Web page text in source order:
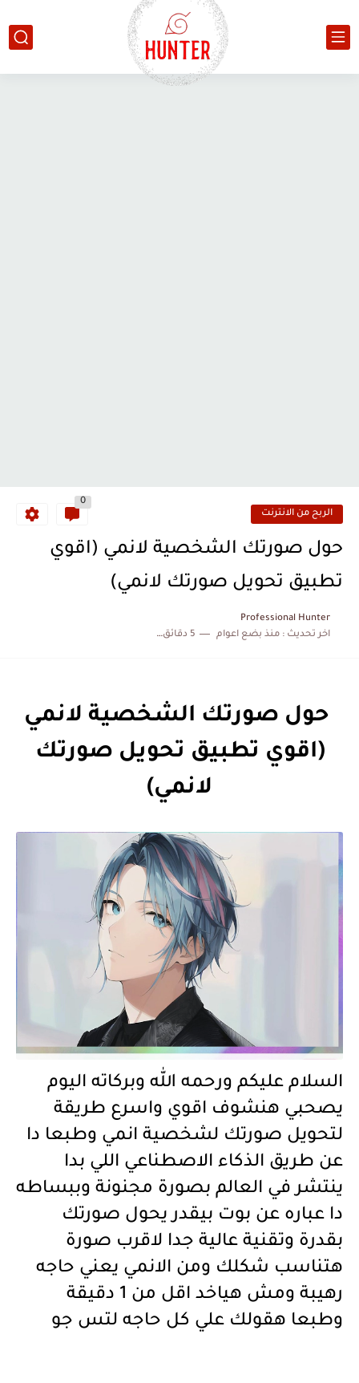
google.com, pub-6627165785680337, DIRECT, f08c47fec0942fa0
الربح من الانترنت
0
حول صورتك الشخصية لانمي (اقوي
تطبيق تحويل صورتك لانمي)
Professional Hunter
اخر تحديث :منذ بضع اعوام 5 دقائق للقراءة
حول صورتك الشخصية لانمي
(اقوي تطبيق تحويل صورتك
لانمي)
السلام عليكم ورحمه الله وبركاته اليوم
يصحبي هنشوف اقوي واسرع طريقة
لتحويل صورتك لشخصية انمي وطبعا دا
عن طريق الذكاء الاصطناعي اللي بدا
ينتشر في العالم بصورة مجنونة وببساطه
دا عباره عن بوت بيقدر يحول صورتك
بقدرة وتقنية عالية جدا لاقرب صورة
هتناسب شكلك ومن الانمي يعني حاجه
رهيبة ومش هياخد اقل من 1 دقيقة
وطبعا هقولك علي كل حاجه لتس جو